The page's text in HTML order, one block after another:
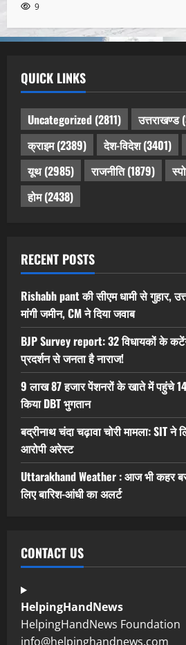
9
QUICK LINKS
Uncategorized (2811) उत्तराखण्ड
क्राइम(2389) देश-विदेश(3401)
यूथ(2985) राजनीति(1879)
होम(2438)
RECENT POSTS
Rishabh pant की सीएम धामी से गुहार,
मांगी जमीन, CM ने दिया जवाब
BJP Survey report: 32 विधायकों के
प्रदर्शन से जनता है नाराज!
9 लाख 87 हजार पेंशनरों के खाते में पहुंचे
किया DBT भुगतान
बद्रीनाथ चंदा चढ़ावा चोरी मामला: SIT
आरोपी अरेस्ट
Uttarakhand Weather : आज भी कहर
लिए बारिश-आंधी का अलर्ट
CONTACT US
HelpingHandNews
HelpingHandNews Foundation
info@helpinghandnews.com